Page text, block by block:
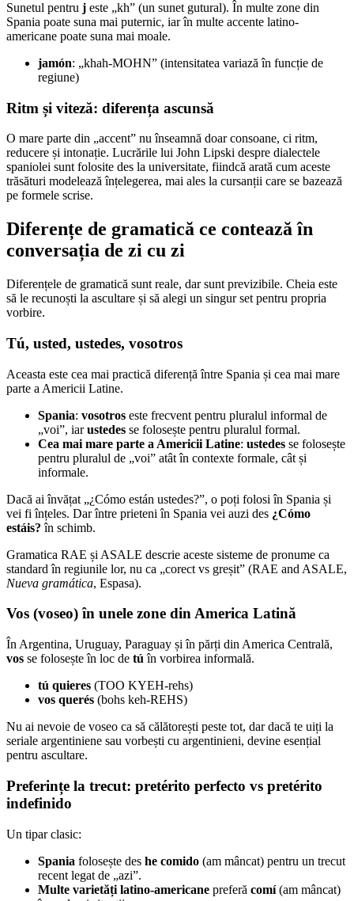
Sunetul pentru j este „kh” (un sunet gutural). În multe zone din
Spania poate suna mai puternic, iar în multe accente latino-
americane poate suna mai moale.
jamón: „khah-MOHN” (intensitatea variază în funcție de
regiune)
Ritm și viteză: diferența ascunsă
O mare parte din „accent” nu înseamnă doar consoane, ci ritm,
reducere și intonație. Lucrările lui John Lipski despre dialectele
spaniolei sunt folosite des la universitate, fiindcă arată cum aceste
trăsături modelează înțelegerea, mai ales la cursanții care se bazează
pe formele scrise.
Diferențe de gramatică ce contează în
conversația de zi cu zi
Diferențele de gramatică sunt reale, dar sunt previzibile. Cheia este
să le recunoști la ascultare și să alegi un singur set pentru propria
vorbire.
Tú, usted, ustedes, vosotros
Aceasta este cea mai practică diferență între Spania și cea mai mare
parte a Americii Latine.
Spania: vosotros este frecvent pentru pluralul informal de
„voi”, iarustedes se folosește pentru pluralul formal.
Cea mai mare parte a Americii Latine: ustedes se folosește
pentru pluralul de „voi” atât în contexte formale, cât și
informale.
Dacă ai învățat „¿Cómo están ustedes?”, o poți folosi în Spania și
vei fi înțeles. Dar între prieteni în Spania vei auzi des ¿Cómo
estáis? în schimb.
Gramatica RAE și ASALE descrie aceste sisteme de pronume ca
standard în regiunile lor, nu ca „corect vs greșit” (RAE and ASALE,
Nueva gramática, Espasa).
Vos (voseo) în unele zone din America Latină
În Argentina, Uruguay, Paraguay și în părți din America Centrală,
vos se folosește în loc de tú în vorbirea informală.
tú quieres (TOO KYEH-rehs)
vos querés (bohs keh-REHS)
Nu ai nevoie de voseo ca să călătorești peste tot, dar dacă te uiți la
seriale argentiniene sau vorbești cu argentinieni, devine esențial
pentru ascultare.
Preferințe la trecut: pretérito perfecto vs pretérito
indefinido
Un tipar clasic:
Spania folosește des he comido (am mâncat) pentru un trecut
recent legat de „azi”.
Multe varietăți latino-americane preferă comí(am mâncat)